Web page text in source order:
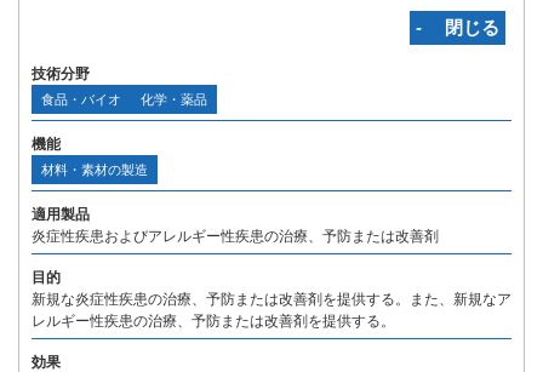
‐ 閉じる
技術分野
食品・バイオ 化学・薬品
機能
材料・素材の製造
適用製品
炎症性疾患およびアレルギー性疾患の治療、予防または改善剤
目的
新規な炎症性疾患の治療、予防または改善剤を提供する。また、新規なア
レルギー性疾患の治療、予防または改善剤を提供する。
効果